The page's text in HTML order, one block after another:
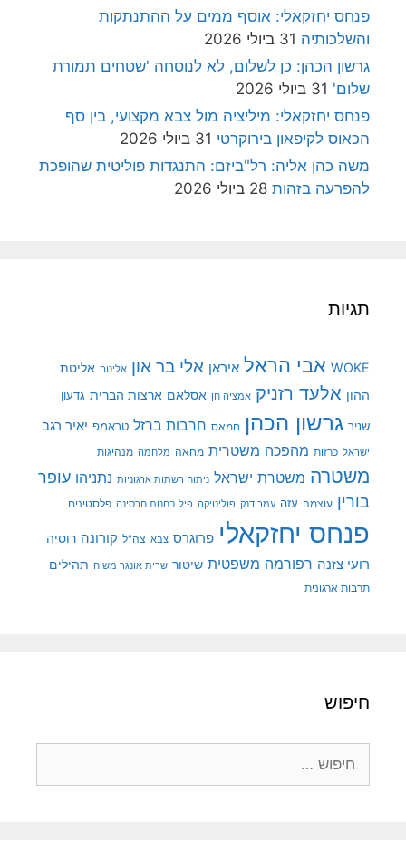
פנחס יחזקאלי: אוסף ממים על ההתנתקות
והשלכותיה 31 ביולי 2026
גרשון הכהן: כן לשלום, לא לנוסחה 'שטחים תמורת
שלום' 31 ביולי 2026
פנחס יחזקאלי: מיליציה מול צבא מקצועי, בין סף
הכאוס לקיפאון בירוקרטי 31 ביולי 2026
משה כהן אליה: רל"ביזם: התנגדות פוליטית שהופכת
להפרעה בזהות 28 ביולי 2026
תגיות
WOKE אבי הראל איראן אלי בר און אליטה אליטת
ההון אלעד רזניק אמציה חן אסלאם ארצות הברית גדעון
שניר גרשון הכהן חמאס חרבות ברזל טראמפ יאיר רגב
ישראל כרזות מהפכה משטרית מחאה מלחמה מנהיגות
משטרה משטרת ישראל ניתוח רשתות ארגוניות נתניהו עופר
בורין עוצמה עזה עמר דנק פוליטיקה פיל בחנות חרסינה פלסטינים
פנחס יחזקאלי פרוגרס צבא צה"ל קורונה רוסיה
רועי צזנה רפורמה משפטית שיטור שרית אונגר משיח תהילים
תרבות ארגונית
חיפוש